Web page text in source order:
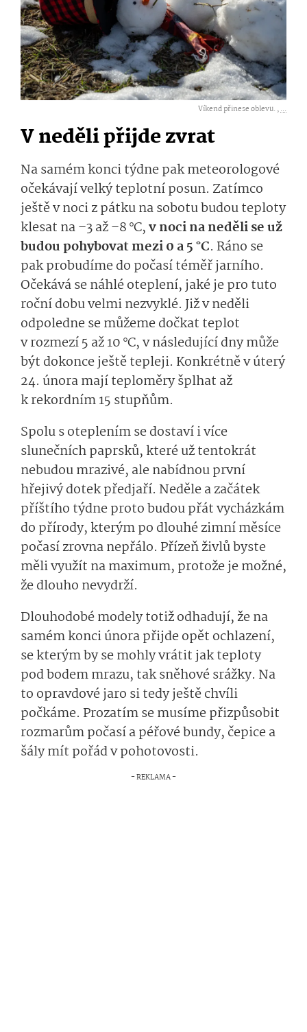
Víkend přinese oblevu. ,...
V neděli přijde zvrat
Na samém konci týdne pak meteorologové
očekávají velký teplotní posun. Zatímco
ještě v noci z pátku na sobotu budou teploty
klesat na –3 až –8 °C,v noci na neděli se už
budou pohybovat mezi 0 a 5 °C. Ráno se
pak probudíme do počasí téměř jarního.
Očekává se náhlé oteplení, jaké je pro tuto
roční dobu velmi nezvyklé. Již v neděli
odpoledne se můžeme dočkat teplot
v rozmezí 5 až 10 °C, v následující dny může
být dokonce ještě tepleji. Konkrétně v úterý
24. února mají teploměry šplhat až
k rekordním 15 stupňům.
Spolu s oteplením se dostaví i více
slunečních paprsků, které už tentokrát
nebudou mrazivé, ale nabídnou první
hřejivý dotek předjaří. Neděle a začátek
příštího týdne proto budou přát vycházkám
do přírody, kterým po dlouhé zimní měsíce
počasí zrovna nepřálo. Přízeň živlů byste
měli využít na maximum, protože je možné,
že dlouho nevydrží.
Dlouhodobé modely totiž odhadují, že na
samém konci února přijde opět ochlazení,
se kterým by se mohly vrátit jak teploty
pod bodem mrazu, tak sněhové srážky. Na
to opravdové jaro si tedy ještě chvíli
počkáme. Prozatím se musíme přizpůsobit
rozmarům počasí a péřové bundy, čepice a
šály mít pořád v pohotovosti.